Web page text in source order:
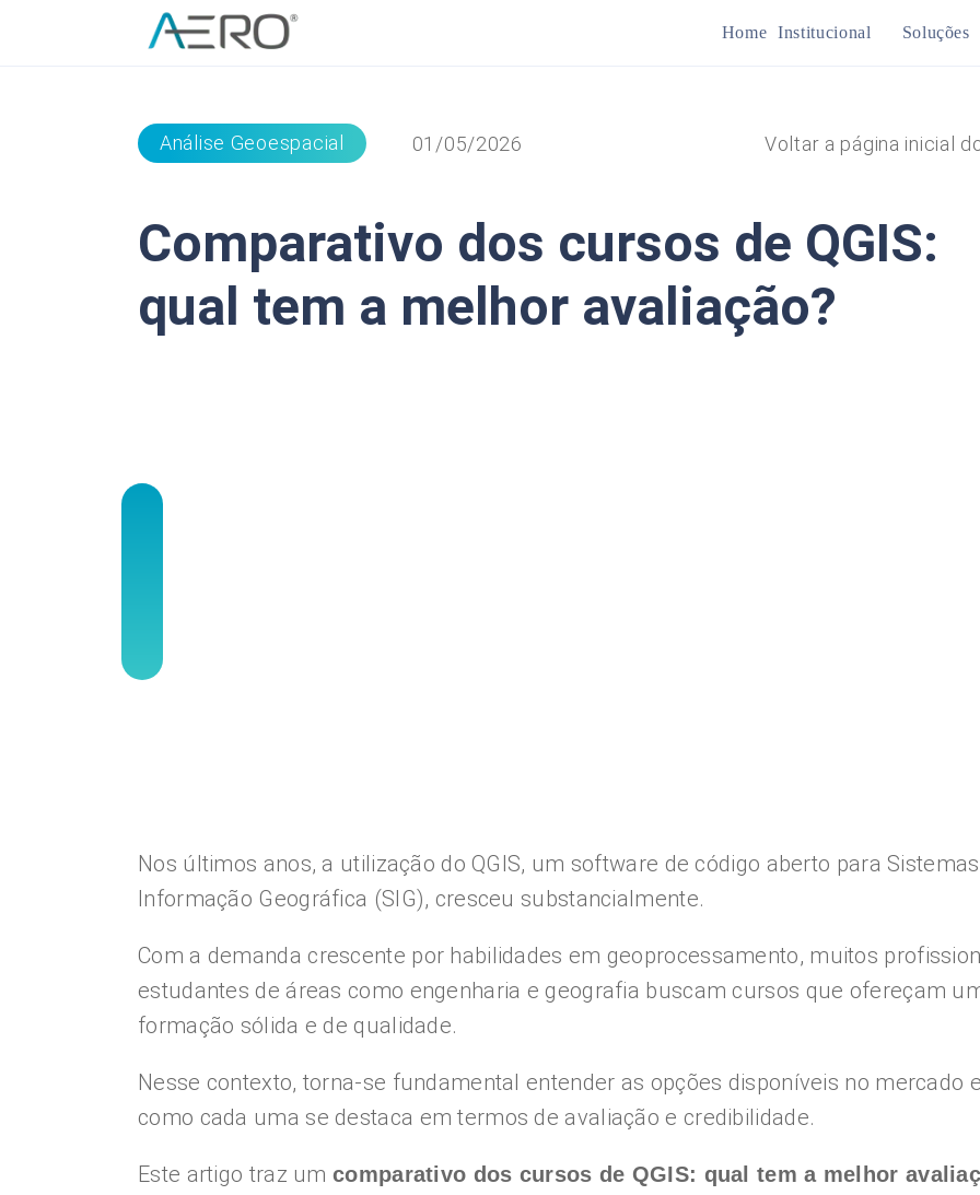
Home Institucional Soluções
Análise Geoespacial 01/05/2026 Voltar a página inicial
Comparativo dos cursos de QGIS:
qual tem a melhor avaliação?
Nos últimos anos, a utilização do QGIS, um software de código aberto para
Informação Geográfica (SIG), cresceu substancialmente.
Com a demanda crescente por habilidades em geoprocessamento, muitos
estudantes de áreas como engenharia e geografia buscam cursos que ofereçam
formação sólida e de qualidade.
Nesse contexto, torna-se fundamental entender as opções disponíveis no mercado
como cada uma se destaca em termos de avaliação e credibilidade.
Este artigo traz um comparativo dos cursos de QGIS: qual tem a melhor